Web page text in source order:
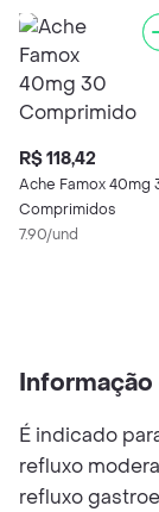
R$ 118,42
Ache Famox 40mg
Comprimidos
7.90/und
É indicado
refluxo
refluxo